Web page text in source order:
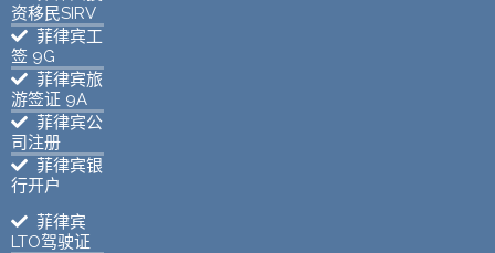
资移民SIRV
菲律宾工
签 9G
菲律宾旅
游签证 9A
菲律宾公
司注册
菲律宾银
行开户
菲律宾
LTO驾驶证